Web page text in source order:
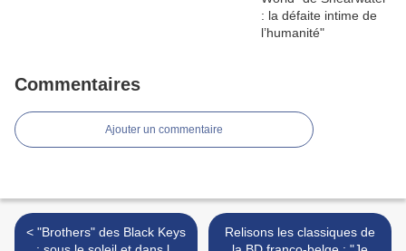
Commentaires
Ajouter un commentaire
< "Brothers" des Black Keys
Relisons les classiques de